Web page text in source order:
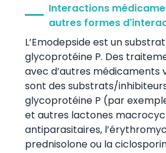
Interactions
autres formes
L’Emodepside est un
glycoprotéine P. Des
avec d’autres médicaments
sont des substrats/
glycoprotéine P (par
et autres lactones
antiparasitaires,
prednisolone ou la